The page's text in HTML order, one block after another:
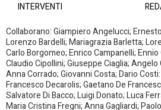
INTERVENTI
Collaborano: Giampiero Angelucci;
Lorenzo Bardelli; Mariagrazia Barletta;
Carlo Borgomeo; Enrico Campanelli;
Claudio Cipollini; Giuseppe Ciaglia;
Anna Corrado; Giovanni Costa; Dario
Francesco Decarolis; Gaetano De
Salvatore Di Bacco; Luigi Donato; Luca
Maria Cristina Fregni; Anna Gagliardi;